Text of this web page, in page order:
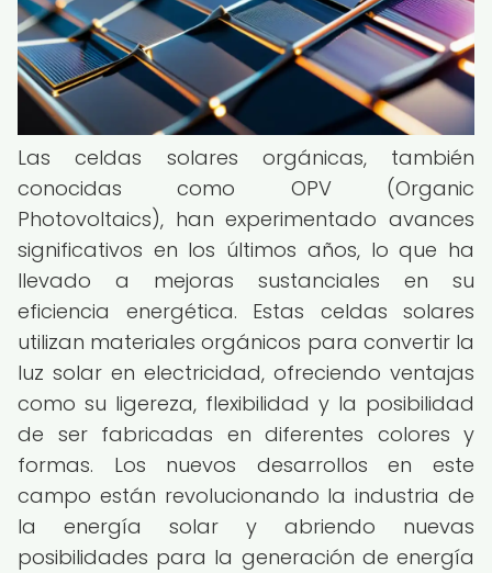
Las celdas solares orgánicas, también
conocidas como OPV (Organic
Photovoltaics), han experimentado avances
significativos en los últimos años, lo que ha
llevado a mejoras sustanciales en su
eficiencia energética. Estas celdas solares
utilizan materiales orgánicos para convertir la
luz solar en electricidad, ofreciendo ventajas
como su ligereza, flexibilidad y la posibilidad
de ser fabricadas en diferentes colores y
formas. Los nuevos desarrollos en este
campo están revolucionando la industria de
la energía solar y abriendo nuevas
posibilidades para la generación de energía